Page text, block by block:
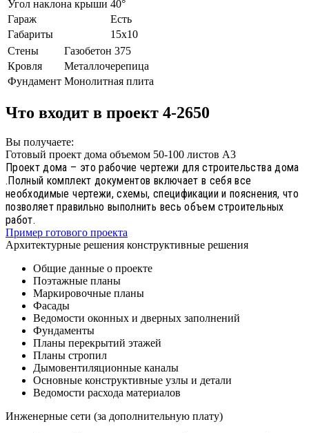
Угол наклона крыши 40°
Гараж
Есть
Габариты
15х10
Стены
Газобетон 375
Кровля
Металлочерепица
Фундамент Монолитная плита
Что входит в проект 4-2650
Вы получаете:
Готовый проект дома объемом 50-100 листов А3
Проект дома – это рабочие чертежи для строительства дома
.Полный комплект документов включает в себя все
необходимые чертежи, схемы, спецификации и пояснения, что
позволяет правильно выполнить весь объем строительных
работ.
Пример готового проекта
Архитектурные решения конструктивные решения
Общие данные о проекте
Поэтажные планы
Маркировочные планы
Фасады
Ведомости оконных и дверных заполнений
Фундаменты
Планы перекрытий этажей
Планы стропил
Дымовентиляционные каналы
Основные конструктивные узлы и детали
Ведомости расхода материалов
Инженерные сети (за дополнительную плату)